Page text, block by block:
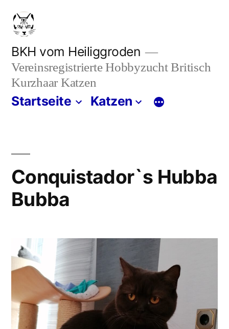
Inhalt
springen
BKH vom Heiliggroden
Vereinsregistrierte Hobbyzucht Britisch
Kurzhaar Katzen
Startseite Katzen
Conquistador`s Hubba
Bubba